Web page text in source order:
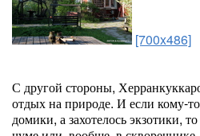
[700x486]
С другой стороны,
отдых на природе. И если кому-
домики, а захотелось экзотики,